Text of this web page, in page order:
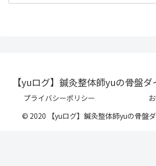
【yuログ】鍼灸整体師yuの骨盤
プライバシーポリシー
© 2020 【yuログ】鍼灸整体師yuの骨盤